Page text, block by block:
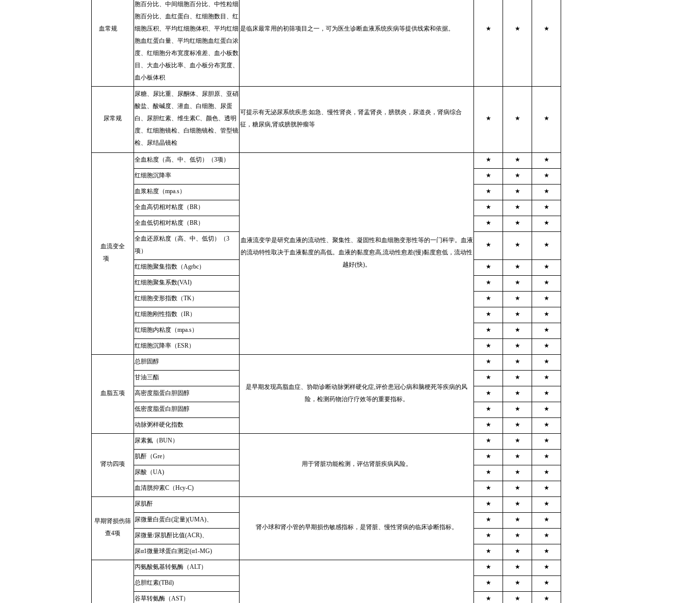
血常规
胞百分比、中间细胞百分比、中性粒细
胞百分比、血红蛋白、红细胞数目、红
细胞压积、平均红细胞体积、平均红细
胞血红蛋白量、平均红细胞血红蛋白浓
度、红细胞分布宽度标准差、血小板数
目、大血小板比率、血小板分布宽度、
血小板体积
是临床最常用的初筛项目之一，可为医生诊断血液系统疾病等提供线索和依据。 ★ ★ ★
尿常规
尿糖、尿比重、尿酮体、尿胆原、亚硝
酸盐、酸碱度、潜血、白细胞、尿蛋
白、尿胆红素、维生素C、颜色、透明
度、红细胞镜检、白细胞镜检、管型镜
检、尿结晶镜检
可提示有无泌尿系统疾患:如急、慢性肾炎，肾盂肾炎，膀胱炎，尿道炎，肾病综合
征，糖尿病,肾或膀胱肿瘤等
★ ★ ★
血流变全
项
全血粘度（高、中、低切）（3项）
血液流变学是研究血液的流动性、聚集性、凝固性和血细胞变形性等的一门科学。血液
的流动特性取决于血液黏度的高低。血液的黏度愈高,流动性愈差(慢)黏度愈低，流动性
越好(快)。
★ ★ ★
红细胞沉降率 ★ ★ ★
血浆粘度（mpa.s） ★ ★ ★
全血高切相对粘度（BR） ★ ★ ★
全血低切相对粘度（BR） ★ ★ ★
全血还原粘度（高、中、低切）（3
项）
★ ★ ★
红细胞聚集指数（Agrbc） ★ ★ ★
红细胞聚集系数(VAI) ★ ★ ★
红细胞变形指数（TK） ★ ★ ★
红细胞刚性指数（IR） ★ ★ ★
红细胞内粘度（mpa.s） ★ ★ ★
红细胞沉降率（ESR） ★ ★ ★
血脂五项
总胆固醇
是早期发现高脂血症、协助诊断动脉粥样硬化症,评价患冠心病和脑梗死等疾病的风
险，检测药物治疗疗效等的重要指标。
★ ★ ★
甘油三酯 ★ ★ ★
高密度脂蛋白胆固醇 ★ ★ ★
低密度脂蛋白胆固醇 ★ ★ ★
动脉粥样硬化指数 ★ ★ ★
肾功四项
尿素氮（BUN）
用于肾脏功能检测，评估肾脏疾病风险。
★ ★ ★
肌酐（Gre） ★ ★ ★
尿酸（UA) ★ ★ ★
血清胱抑素C（Hcy-C) ★ ★ ★
早期肾损伤筛
查4项
尿肌酐
肾小球和肾小管的早期损伤敏感指标，是肾脏、慢性肾病的临床诊断指标。
★ ★ ★
尿微量白蛋白(定量)(UMA)、 ★ ★ ★
尿微量/尿肌酐比值(ACR)、 ★ ★ ★
尿α1微量球蛋白测定(α1-MG) ★ ★ ★
丙氨酸氨基转氨酶（ALT） ★ ★ ★
总胆红素(TBil) ★ ★ ★
谷草转氨酶（AST） ★ ★ ★